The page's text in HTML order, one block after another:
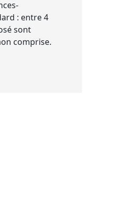
: entre 4
sont
comprise.